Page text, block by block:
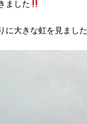
ました
に大きな虹を見ました